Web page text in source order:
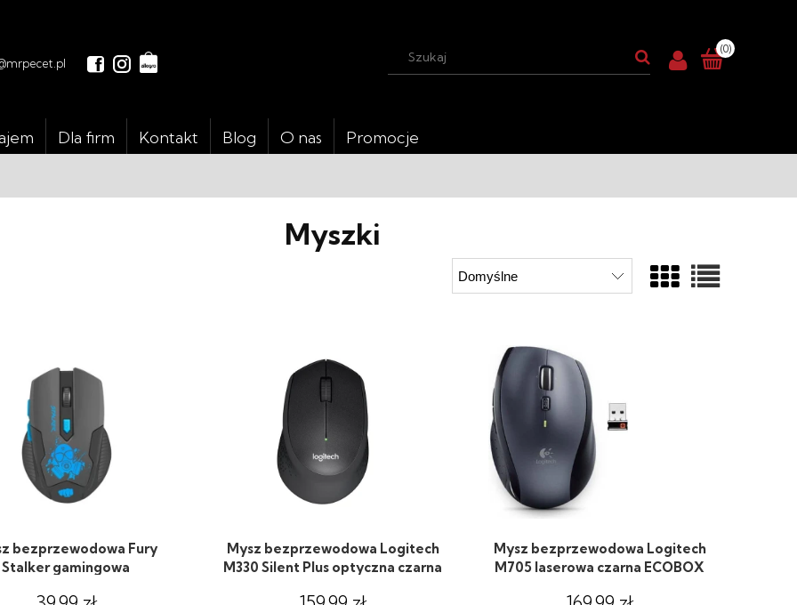
Dla firm Kontakt Blog O nas Promocje
(0)
Myszki
bezprzewodowa Fury
Stalker gamingowa
Mysz bezprzewodowa Logitech
M330 Silent Plus optyczna czarna
Mysz bezprzewodowa Logitech
M705 laserowa czarna ECOBOX